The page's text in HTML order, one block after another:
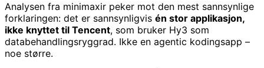
Analysen fra minimaxir peker mot den mest sannsynlige
forklaringen: det er sannsynligvis én stor applikasjon,
ikke knyttet til Tencent, som bruker Hy3 som
databehandlingsryggrad. Ikke en agentic kodingsapp –
noe større.